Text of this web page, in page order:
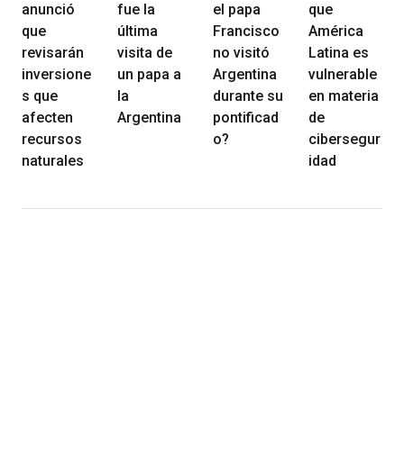
anunció
que
revisarán
inversione
s que
afecten
recursos
naturales
fue la
última
visita de
un papa a
la
Argentina
el papa
Francisco
no visitó
Argentina
durante su
pontificad
o?
que
América
Latina es
vulnerable
en materia
de
cibersegur
idad